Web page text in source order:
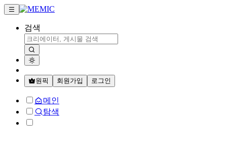
검색
원픽 회원가입 로그인
메인
탐색